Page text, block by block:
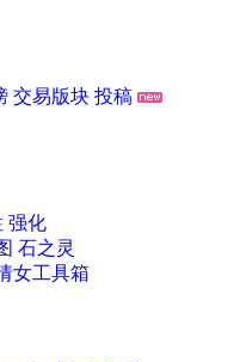
交易版块 投稿
强化
石之灵
女工具箱